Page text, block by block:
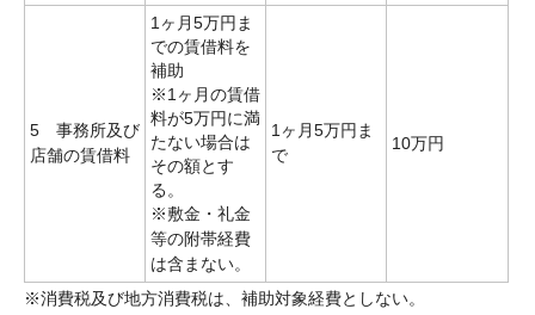
5 事務所及び
店舗の賃借料
1ヶ月5万円ま
での賃借料を
補助
※1ヶ月の賃借
料が5万円に満
たない場合は
その額とす
る。
※敷金・礼金
等の附帯経費
は含まない。
1ヶ月5万円ま
で
10万円
※消費税及び地方消費税は、補助対象経費としない。